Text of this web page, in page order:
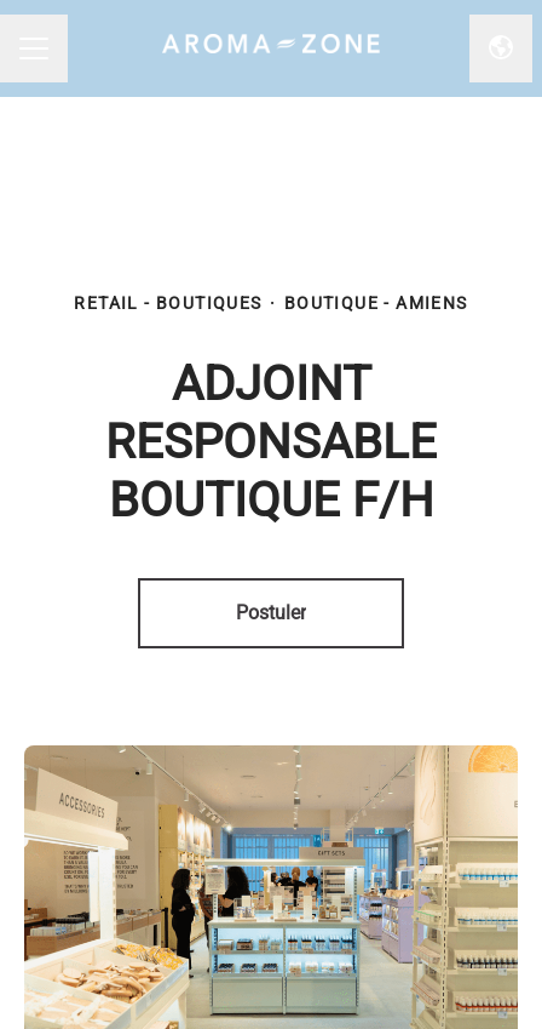
RETAIL - BOUTIQUES · BOUTIQUE - AMIENS
ADJOINT
RESPONSABLE
BOUTIQUE F/H
Postuler